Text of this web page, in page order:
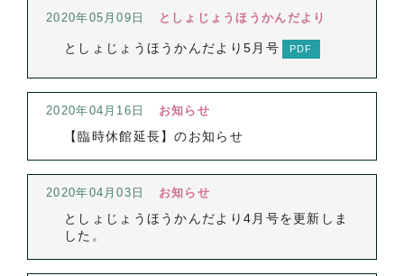
2020年05月09日 としょじょうほうかんだより
としょじょうほうかんだより5月号
2020年04月16日 お知らせ
【臨時休館延長】のお知らせ
2020年04月03日 お知らせ
としょじょうほうかんだより4月号を更新しま
した。